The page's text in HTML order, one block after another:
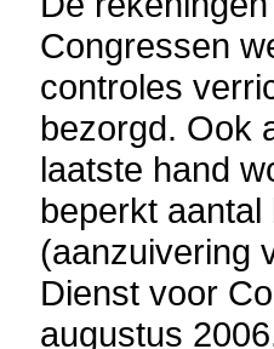
Congressen
controles
bezorgd. Ook
laatste hand
beperkt
(aanzuivering
Dienst voor
augustus